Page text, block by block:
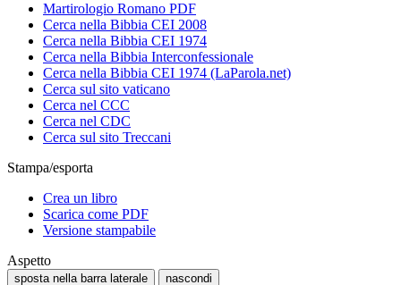
Martirologio Romano PDF
Cerca nella Bibbia CEI 2008
Cerca nella Bibbia CEI 1974
Cerca nella Bibbia Interconfessionale
Cerca nella Bibbia CEI 1974 (LaParola.net)
Cerca sul sito vaticano
Cerca nel CCC
Cerca nel CDC
Cerca sul sito Treccani
Stampa/esporta
Crea un libro
Scarica come PDF
Versione stampabile
Aspetto
sposta nella barra laterale nascondi